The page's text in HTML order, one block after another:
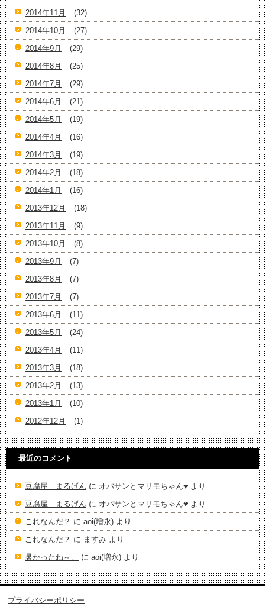
2014年11月
(32)
2014年10月
(27)
2014年9月
(29)
2014年8月
(25)
2014年7月
(29)
2014年6月
(21)
2014年5月
(19)
2014年4月
(16)
2014年3月
(19)
2014年2月
(18)
2014年1月
(16)
2013年12月
(18)
2013年11月
(9)
2013年10月
(8)
2013年9月
(7)
2013年8月
(7)
2013年7月
(7)
2013年6月
(11)
2013年5月
(24)
2013年4月
(11)
2013年3月
(18)
2013年2月
(13)
2013年1月
(10)
2012年12月
(1)
最近のコメント
豆腐屋 まるげん に オバサンとマリモちゃん♥️ より
豆腐屋 まるげん に オバサンとマリモちゃん♥️ より
これなんだ？ に aoi(増永) より
これなんだ？ に ますみ より
暑かったね～。
に aoi(増永) より
プライバシーポリシー